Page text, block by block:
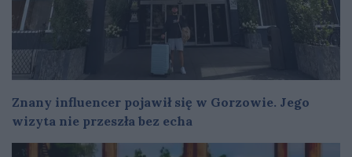
Znany influencer pojawił się w Gorzowie. Jego
wizyta nie przeszła bez echa